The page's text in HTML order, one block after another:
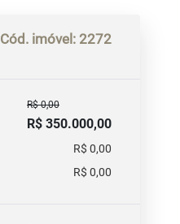
Cód. imóvel: 2272
R$ 0,00
R$ 350.000,00
R$ 0,00
R$ 0,00